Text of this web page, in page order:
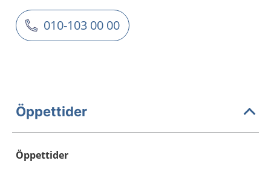
010-103 00 00
Öppettider
Öppettider